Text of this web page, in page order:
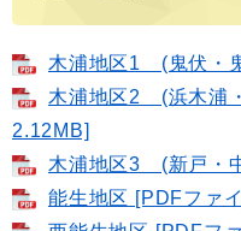
木浦地区1 (鬼伏・
木浦地区2 (浜木浦
2.12MB]
木浦地区3 (新戸・
能生地区 [PDFファ